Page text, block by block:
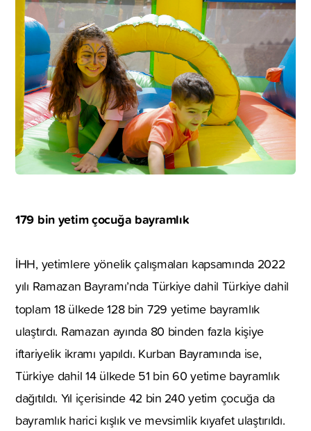
179 bin yetim çocuğa bayramlık
İHH, yetimlere yönelik çalışmaları kapsamında 2022
yılı Ramazan Bayramı’nda Türkiye dahil Türkiye dahil
toplam 18 ülkede 128 bin 729 yetime bayramlık
ulaştırdı. Ramazan ayında 80 binden fazla kişiye
iftariyelik ikramı yapıldı. Kurban Bayramında ise,
Türkiye dahil 14 ülkede 51 bin 60 yetime bayramlık
dağıtıldı. Yıl içerisinde 42 bin 240 yetim çocuğa da
bayramlık harici kışlık ve mevsimlik kıyafet ulaştırıldı.